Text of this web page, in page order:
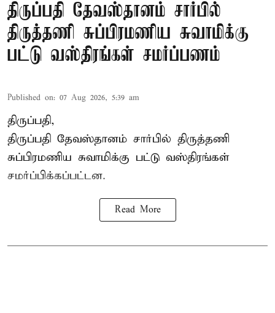
திருப்பதி தேவஸ்தானம் சார்பில்
திருத்தணி சுப்பிரமணிய சுவாமிக்கு
பட்டு வஸ்திரங்கள் சமர்ப்பணம்
Published on: 07 Aug 2026, 5:39 am
திருப்பதி,
திருப்பதி தேவஸ்தானம் சார்பில் திருத்தணி
சுப்பிரமணிய சுவாமிக்கு பட்டு வஸ்திரங்கள்
சமர்ப்பிக்கப்பட்டன.
Read More